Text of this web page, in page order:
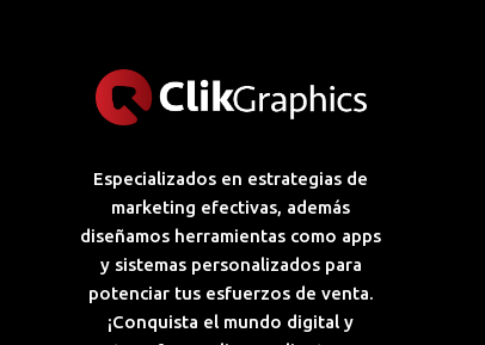
Especializados en estrategias de
marketing efectivas, además
diseñamos herramientas como apps
y sistemas personalizados para
potenciar tus esfuerzos de venta.
¡Conquista el mundo digital y